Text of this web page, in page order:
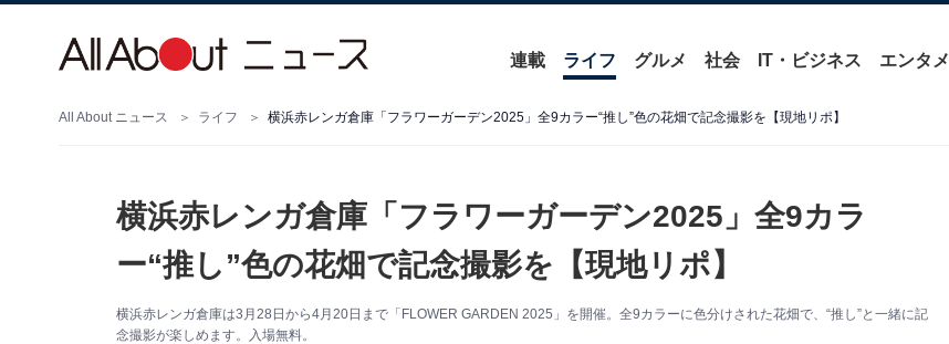
連載 ライフ グルメ 社会 IT・ビジネス エンタメ
All About ニュース ライフ 横浜赤レンガ倉庫「フラワーガーデン2025」全9カラー“推し”色の花畑で記念撮影を【現地リポ】
横浜赤レンガ倉庫「フラワーガーデン2025」全9カラ
ー“推し”色の花畑で記念撮影を【現地リポ】
横浜赤レンガ倉庫は3月28日から4月20日まで「FLOWER GARDEN 2025」を開催。全9カラーに色分けされた花畑で、“推し”と一緒に記
念撮影が楽しめます。入場無料。